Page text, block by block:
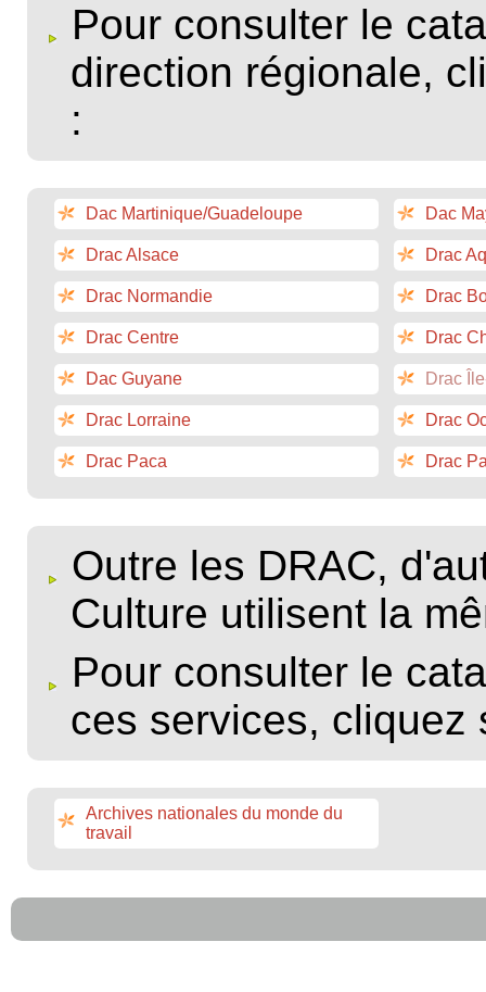
Pour consulter le
direction régionale,
:
Dac Martinique/Guadeloupe Dac
Drac Alsace Drac
Drac Normandie Drac
Drac Centre Drac
Dac Guyane Drac
Drac Lorraine Drac
Drac Paca Drac
Outre les DRAC,
Culture utilisent la
Pour consulter le
ces services, cliquez
Archives nationales du monde du
travail